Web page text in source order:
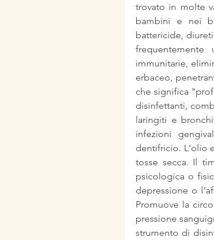
trovato in molte
bambini e nei
battericide,
immunitarie,
erbaceo,
che significa
disinfettanti,
laringiti e
infezioni
dentifricio. L'olio
tosse secca. Il
psicologica o
depressione o
Promuove la
pressione
strumento di